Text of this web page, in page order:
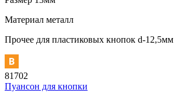
Материал металл
Прочее для пластиковых кнопок d-12,5мм
81702
Пуансон для кнопки